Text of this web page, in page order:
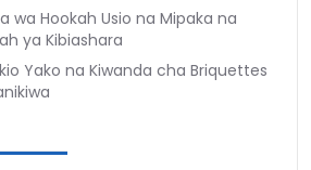
wa Hookah Usio na Mipaka na
ya Kibiashara
Yako na Kiwanda cha Briquettes